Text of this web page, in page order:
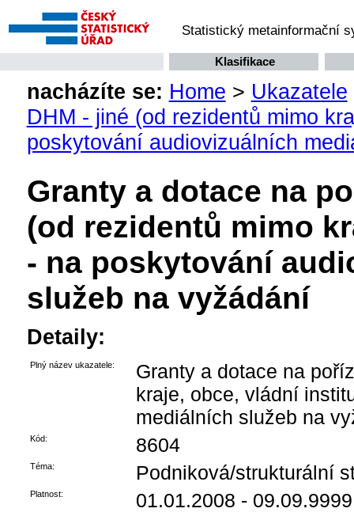
Statistický metainformační
Klasifikace
nacházíte se: Home > Ukazatele
DHM - jiné (od rezidentů mimo
poskytování audiovizuálních
Granty a dotace na
(od rezidentů mimo
- na poskytování
služeb na vyžádání
Detaily:
Plný název ukazatele:
Granty a dotace na
kraje, obce, vládní
mediálních služeb na
Kód: 8604
Téma: Podniková/strukturální
Platnost: 01.01.2008 - 09.09.9999